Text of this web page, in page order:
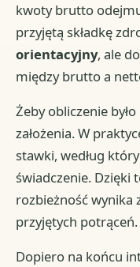
kwoty brutto
przyjętą składkę
orientacyjny, ale
między brutto a
Żeby obliczenie
założenia. W
stawki, według
świadczenie. Dzięki
rozbieżność wynika
przyjętych potrąceń.
Dopiero na końcu